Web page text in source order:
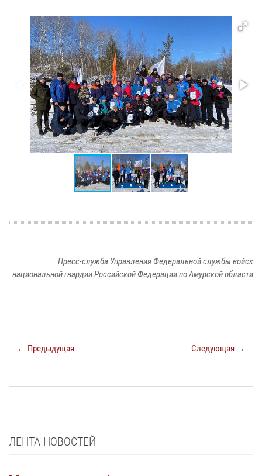
Пресс-служба Управления Федеральной службы войск
национальной гвардии Российской Федерации по Амурской области
← Предыдущая Следующая →
ЛЕНТА НОВОСТЕЙ